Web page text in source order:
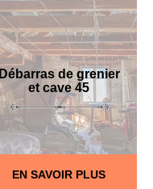
Débarras de grenier
et cave 45
EN SAVOIR PLUS